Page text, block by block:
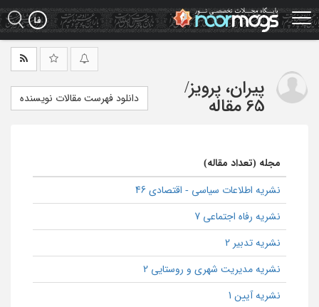
Skip
to
main
پیران، پرویز/
65 مقاله
دانلود فهرست مقالات نویسنده
مجله (تعداد مقاله)
نشریه اطلاعات سیاسی - اقتصادی 46
نشریه رفاه اجتماعی 7
نشریه تدبیر 2
نشریه مدیریت شهری و روستایی 2
نشریه آیین 1